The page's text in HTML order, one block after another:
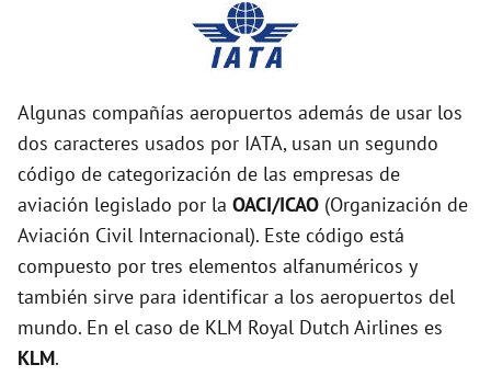
Algunas compañías aeropuertos además de usar los
dos caracteres usados por IATA, usan un segundo
código de categorización de las empresas de
aviación legislado por la OACI/ICAO (Organización de
Aviación Civil Internacional). Este código está
compuesto por tres elementos alfanuméricos y
también sirve para identificar a los aeropuertos del
mundo. En el caso de KLM Royal Dutch Airlines es
KLM.